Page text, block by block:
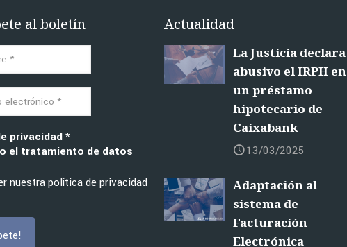
al boletín
privacidad*
el tratamiento de datos
nuestra política de privacidad
Actualidad
La Justicia declara
abusivo el IRPH en
un préstamo
hipotecario de
Caixabank
13/03/2025
Adaptación al
sistema de
Facturación
Electrónica